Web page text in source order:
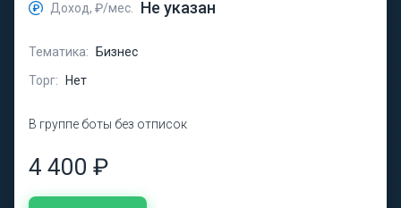
Доход, ₽/мес. Не указан
Тематика:
Бизнес
Торг:
Нет
В группе боты без отписок
4 400 ₽